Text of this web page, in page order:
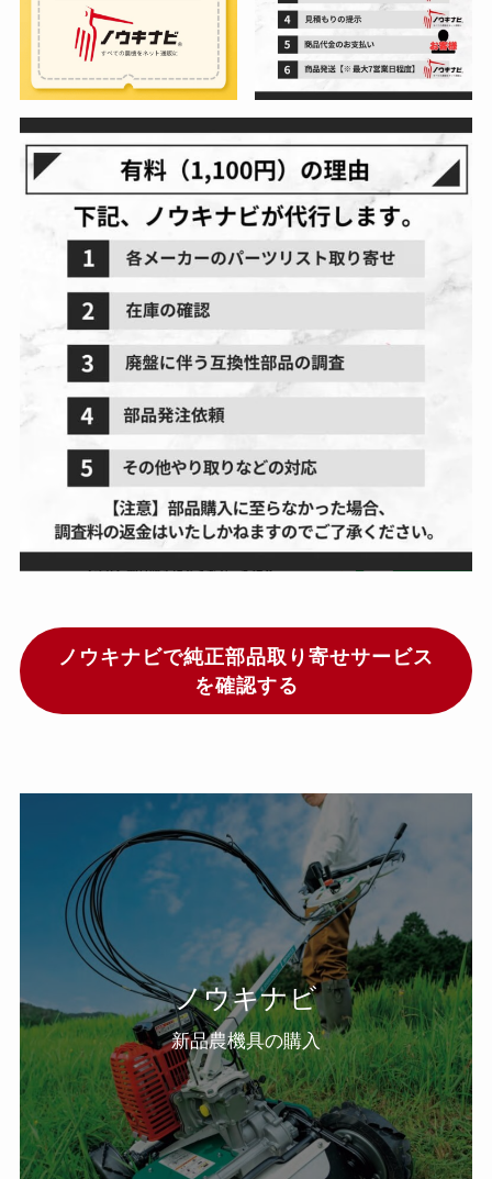
ノウキナビで純正部品取り寄せサービス
を確認する
ノウキナビ
新品農機具の購入